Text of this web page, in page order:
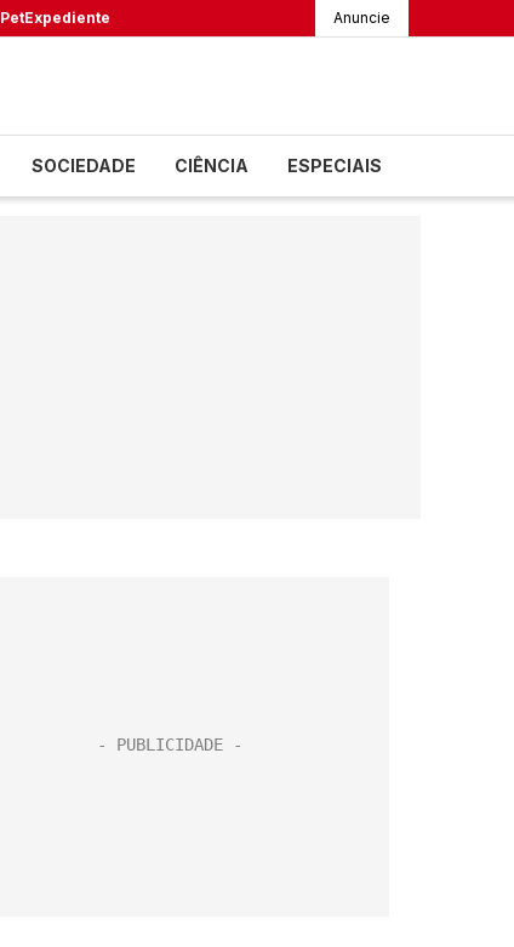
PetExpediente Anuncie
SOCIEDADE CIÊNCIA ESPECIAIS